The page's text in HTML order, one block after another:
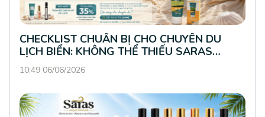
CHECKLIST CHUẨN BỊ CHO CHUYẾN DU
LỊCH BIỂN: KHÔNG THỂ THIẾU SARAS
PERFUME
10:49 06/06/2026